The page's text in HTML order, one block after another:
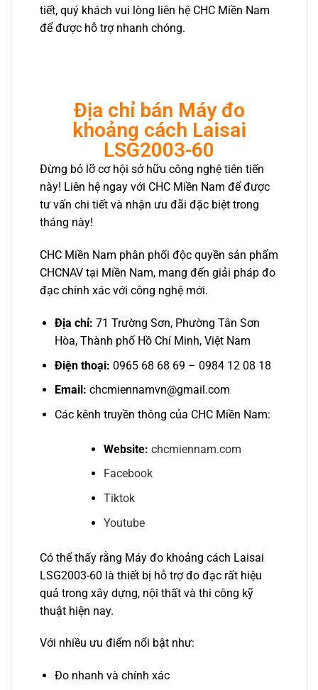
tiết, quý khách vui lòng liên hệ CHC Miền Nam
để được hỗ trợ nhanh chóng.
Địa chỉ bán Máy đo
khoảng cách Laisai
LSG2003-60
Đừng bỏ lỡ cơ hội sở hữu công nghệ tiên tiến
này! Liên hệ ngay với CHC Miền Nam để được
tư vấn chi tiết và nhận ưu đãi đặc biệt trong
tháng này!
CHC Miền Nam phân phối độc quyền sản phẩm
CHCNAV tại Miền Nam, mang đến giải pháp đo
đạc chính xác với công nghệ mới.
Địa chỉ: 71 Trường Sơn, Phường Tân Sơn
Hòa, Thành phố Hồ Chí Minh, Việt Nam
Điện thoại: 0965 68 68 69 – 0984 12 08 18
Email: chcmiennamvn@gmail.com
Các kênh truyền thông của CHC Miền Nam:
Website: chcmiennam.com
Facebook
Tiktok
Youtube
Có thể thấy rằng Máy đo khoảng cách Laisai
LSG2003-60 là thiết bị hỗ trợ đo đạc rất hiệu
quả trong xây dựng, nội thất và thi công kỹ
thuật hiện nay.
Với nhiều ưu điểm nổi bật như:
Đo nhanh và chính xác